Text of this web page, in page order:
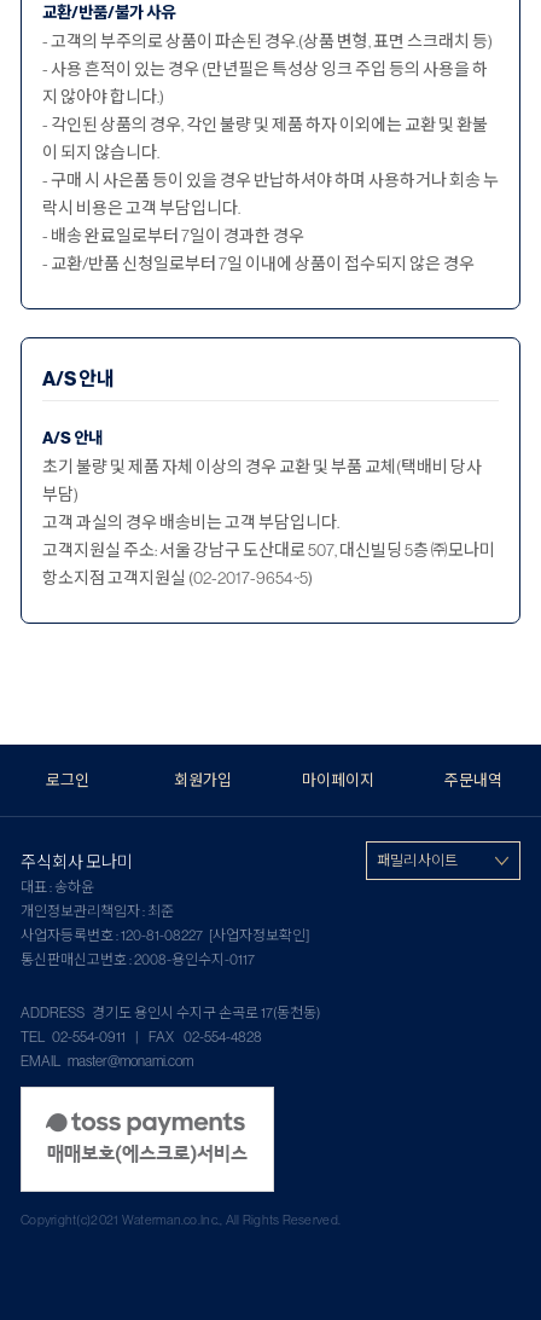
교환/반품/불가 사유
- 고객의 부주의로 상품이 파손된 경우.(상품 변형, 표면 스크래치 등)
- 사용 흔적이 있는 경우 (만년필은 특성상 잉크 주입 등의 사용을 하
지 않아야 합니다.)
- 각인된 상품의 경우, 각인 불량 및 제품 하자 이외에는 교환 및 환불
이 되지 않습니다.
- 구매 시 사은품 등이 있을 경우 반납하셔야 하며 사용하거나 회송 누
락시 비용은 고객 부담입니다.
- 배송 완료일로부터 7일이 경과한 경우
- 교환/반품 신청일로부터 7일 이내에 상품이 접수되지 않은 경우
A/S 안내
A/S 안내
초기 불량 및 제품 자체 이상의 경우 교환 및 부품 교체(택배비 당사
부담)
고객 과실의 경우 배송비는 고객 부담입니다.
고객지원실 주소: 서울 강남구 도산대로 507, 대신빌딩 5층 ㈜모나미
항소지점 고객지원실 (02-2017-9654~5)
로그인 회원가입 마이페이지 주문내역
주식회사 모나미
대표 : 송하윤
개인정보관리책임자 : 최준
사업자등록번호 : 120-81-08227 [사업자정보확인]
통신판매신고번호 : 2008-용인수지-0117
ADDRESS 경기도 용인시 수지구 손곡로 17(동천동)
TEL 02-554-0911 | FAX 02-554-4828
EMAIL master@monami.com
패밀리 사이트
Copyright(c)2021 Waterman.co.Inc., All Rights Reserved.